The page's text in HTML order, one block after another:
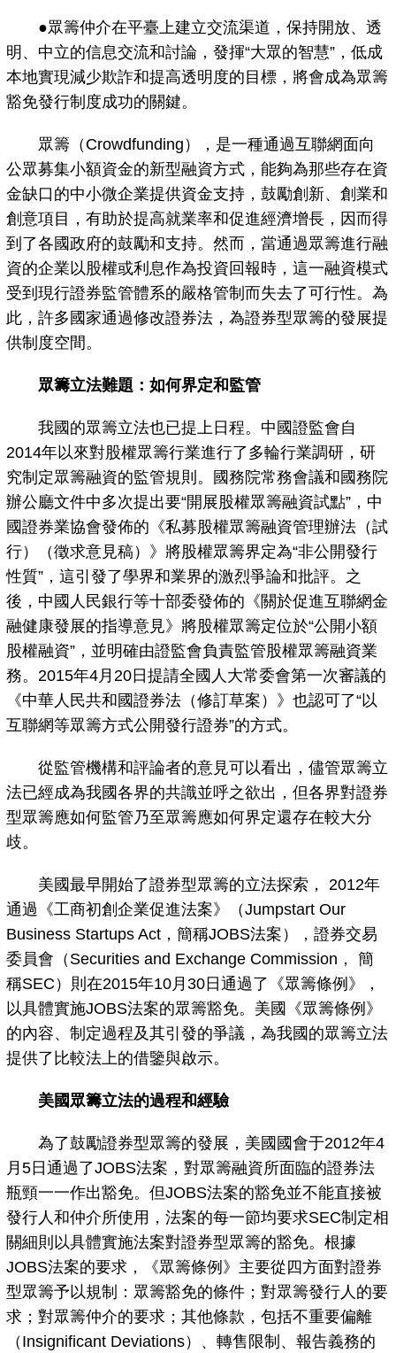
●眾籌仲介在平臺上建立交流渠道，保持開放、透
明、中立的信息交流和討論，發揮“大眾的智慧”，低成
本地實現減少欺詐和提高透明度的目標，將會成為眾籌
豁免發行制度成功的關鍵。
眾籌（Crowdfunding），是一種通過互聯網面向
公眾募集小額資金的新型融資方式，能夠為那些存在資
金缺口的中小微企業提供資金支持，鼓勵創新、創業和
創意項目，有助於提高就業率和促進經濟增長，因而得
到了各國政府的鼓勵和支持。然而，當通過眾籌進行融
資的企業以股權或利息作為投資回報時，這一融資模式
受到現行證券監管體系的嚴格管制而失去了可行性。為
此，許多國家通過修改證券法，為證券型眾籌的發展提
供制度空間。
眾籌立法難題：如何界定和監管
我國的眾籌立法也已提上日程。中國證監會自
2014年以來對股權眾籌行業進行了多輪行業調研，研
究制定眾籌融資的監管規則。國務院常務會議和國務院
辦公廳文件中多次提出要“開展股權眾籌融資試點”，中
國證券業協會發佈的《私募股權眾籌融資管理辦法（試
行）（徵求意見稿）》將股權眾籌界定為“非公開發行
性質”，這引發了學界和業界的激烈爭論和批評。之
後，中國人民銀行等十部委發佈的《關於促進互聯網金
融健康發展的指導意見》將股權眾籌定位於“公開小額
股權融資”，並明確由證監會負責監管股權眾籌融資業
務。2015年4月20日提請全國人大常委會第一次審議的
《中華人民共和國證券法（修訂草案）》也認可了“以
互聯網等眾籌方式公開發行證券”的方式。
從監管機構和評論者的意見可以看出，儘管眾籌立
法已經成為我國各界的共識並呼之欲出，但各界對證券
型眾籌應如何監管乃至眾籌應如何界定還存在較大分
歧。
美國最早開始了證券型眾籌的立法探索， 2012年
通過《工商初創企業促進法案》（Jumpstart Our
Business Startups Act，簡稱JOBS法案），證券交易
委員會（Securities and Exchange Commission， 簡
稱SEC）則在2015年10月30日通過了《眾籌條例》，
以具體實施JOBS法案的眾籌豁免。美國《眾籌條例》
的內容、制定過程及其引發的爭議，為我國的眾籌立法
提供了比較法上的借鑒與啟示。
美國眾籌立法的過程和經驗
為了鼓勵證券型眾籌的發展，美國國會于2012年4
月5日通過了JOBS法案，對眾籌融資所面臨的證券法
瓶頸一一作出豁免。但JOBS法案的豁免並不能直接被
發行人和仲介所使用，法案的每一節均要求SEC制定相
關細則以具體實施法案對證券型眾籌的豁免。根據
JOBS法案的要求，《眾籌條例》主要從四方面對證券
型眾籌予以規制：眾籌豁免的條件；對眾籌發行人的要
求；對眾籌仲介的要求；其他條款，包括不重要偏離
（Insignificant Deviations）、轉售限制、報告義務的